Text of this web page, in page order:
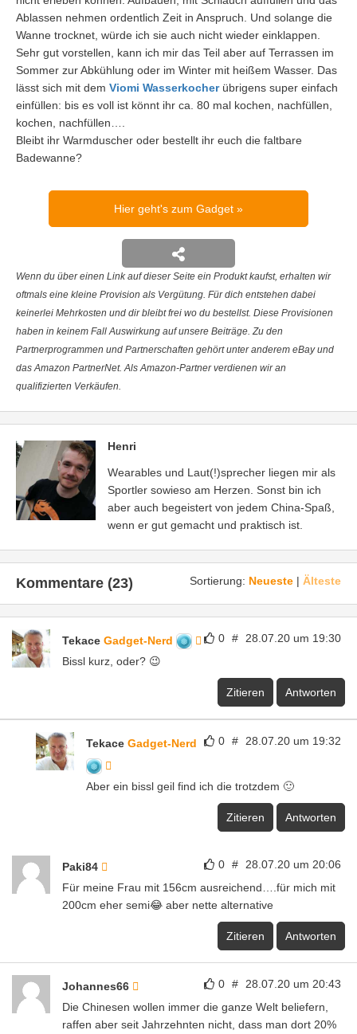
Ablassen nehmen ordentlich Zeit in Anspruch. Und solange die
Wanne trocknet, würde ich sie auch nicht wieder einklappen.
Sehr gut vorstellen, kann ich mir das Teil aber auf Terrassen im
Sommer zur Abkühlung oder im Winter mit heißem Wasser. Das
lässt sich mit dem Viomi Wasserkocher übrigens super einfach
einfüllen: bis es voll ist könnt ihr ca. 80 mal kochen, nachfüllen,
kochen, nachfüllen….
Bleibt ihr Warmduscher oder bestellt ihr euch die faltbare
Badewanne?
Hier geht's zum Gadget
Wenn du über einen Link auf dieser Seite ein Produkt kaufst, erhalten wir
oftmals eine kleine Provision als Vergütung. Für dich entstehen dabei
keinerlei Mehrkosten und dir bleibt frei wo du bestellst. Diese Provisionen
haben in keinem Fall Auswirkung auf unsere Beiträge. Zu den
Partnerprogrammen und Partnerschaften gehört unter anderem eBay und
das Amazon PartnerNet. Als Amazon-Partner verdienen wir an
qualifizierten Verkäufen.
Henri
Wearables und Laut(!)sprecher liegen mir als
Sportler sowieso am Herzen. Sonst bin ich
aber auch begeistert von jedem China-Spaß,
wenn er gut gemacht und praktisch ist.
Sortierung: Neueste | Älteste
Kommentare (23)
0 # 28.07.20 um 19:30
Tekace Gadget-Nerd
Bissl kurz, oder? 😉
Zitieren Antworten
0 # 28.07.20 um 19:32
Tekace Gadget-Nerd
Aber ein bissl geil find ich die trotzdem 🙂
Zitieren Antworten
0 # 28.07.20 um 20:06
Paki84
Für meine Frau mit 156cm ausreichend….für mich mit
200cm eher semi😂 aber nette alternative
Zitieren Antworten
0 # 28.07.20 um 20:43
Johannes66
Die Chinesen wollen immer die ganze Welt beliefern,
raffen aber seit Jahrzehnten nicht, dass man dort 20%